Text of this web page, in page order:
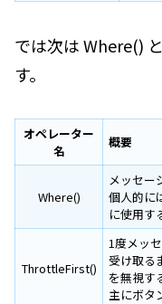
では次は Where()
す。
オペレーター
名
概要
Where()
メッセー
個人的に
に使用す
ThrottleFirst()
1度メッ
受け取る
を無視す
主にボタ